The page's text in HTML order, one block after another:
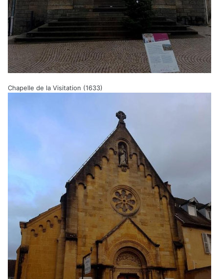
Chapelle de la Visitation (1633)